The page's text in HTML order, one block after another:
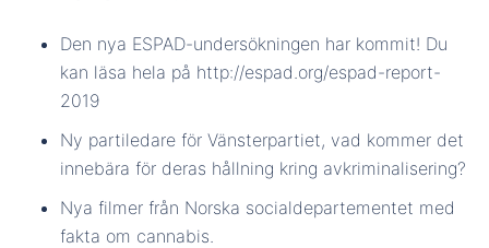
Den nya ESPAD-undersökningen har kommit! Du
kan läsa hela på http://espad.org/espad-report-
2019
Ny partiledare för Vänsterpartiet, vad kommer det
innebära för deras hållning kring avkriminalisering?
Nya filmer från Norska socialdepartementet med
fakta om cannabis.